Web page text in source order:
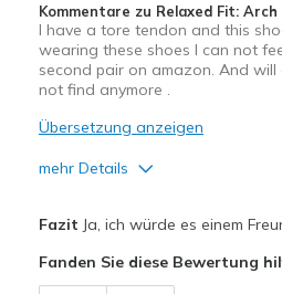
Kommentare zu Relaxed Fit:
I have a tore tendon and this
wearing these shoes I can not
second pair on amazon. And
not find anymore .
Übersetzung anzeigen
mehr Details
Breathe Well
Fazit Ja, ich würde es einem
Fanden Sie diese Bewertung